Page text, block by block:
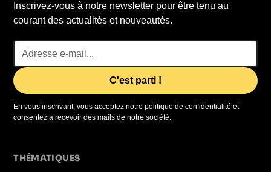
Inscrivez-vous à notre newsletter pour être tenu au
courant des actualités et nouveautés.
En vous inscrivant, vous acceptez notre politique de confidentialité et
consentez à recevoir des mails de notre société.
THÉMATIQUES